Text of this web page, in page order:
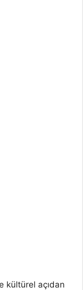
kültürel açıdan